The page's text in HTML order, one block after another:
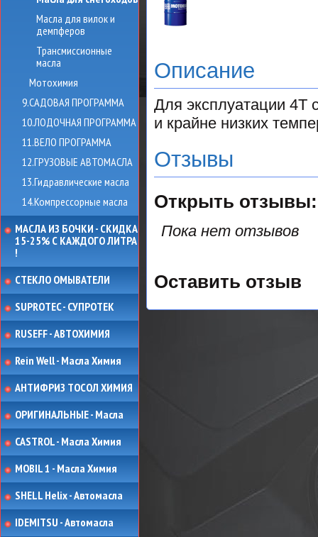
Масла для вилок и
демпферов
Трансмиссионные
масла
Мотохимия
9.САДОВАЯ ПРОГРАММА
10.ЛОДОЧНАЯ ПРОГРАММА
11.ВЕЛО ПРОГРАММА
12.ГРУЗОВЫЕ АВТОМАСЛА
13.Гидравлические масла
14.Компрессорные масла
МАСЛА ИЗ БОЧКИ - СКИДКА
15-25% С КАЖДОГО ЛИТРА
!
СТЕКЛО ОМЫВАТЕЛИ
SUPROTEC - СУПРОТЕК
RUSEFF - АВТОХИМИЯ
Rein Well - Масла Химия
АНТИФРИЗ ТОСОЛ ХИМИЯ
ОРИГИНАЛЬНЫЕ - Масла
CASTROL - Масла Химия
MOBIL 1 - Масла Химия
SHELL Helix - Автомасла
IDEMITSU - Автомасла
Описание
Для эксплуатации 4Т
и крайне низких
Отзывы
Открыть
Пока нет отзывов
Оставить отзыв